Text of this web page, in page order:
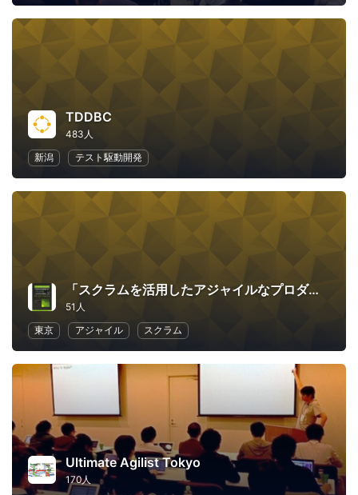
TDDBC
483人
新潟
テスト駆動開発
「スクラムを活用したアジャイルなプロダクト管理」読書会 〜Agile Product Management with Scrum〜
51人
東京
アジャイル スクラム
Ultimate Agilist Tokyo
170人